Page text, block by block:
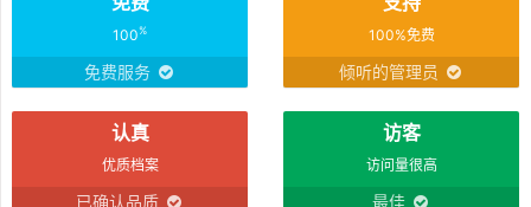
100%
免费服务
100%免费
倾听的管理员
认真
优质档案
已确认品质
访客
访问量很高
最佳